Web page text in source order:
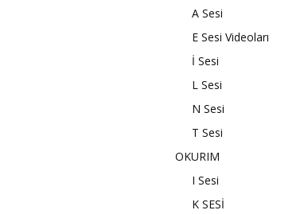
A Sesi
E Sesi Videoları
İ Sesi
L Sesi
N Sesi
T Sesi
OKURIM
I Sesi
K SESİ